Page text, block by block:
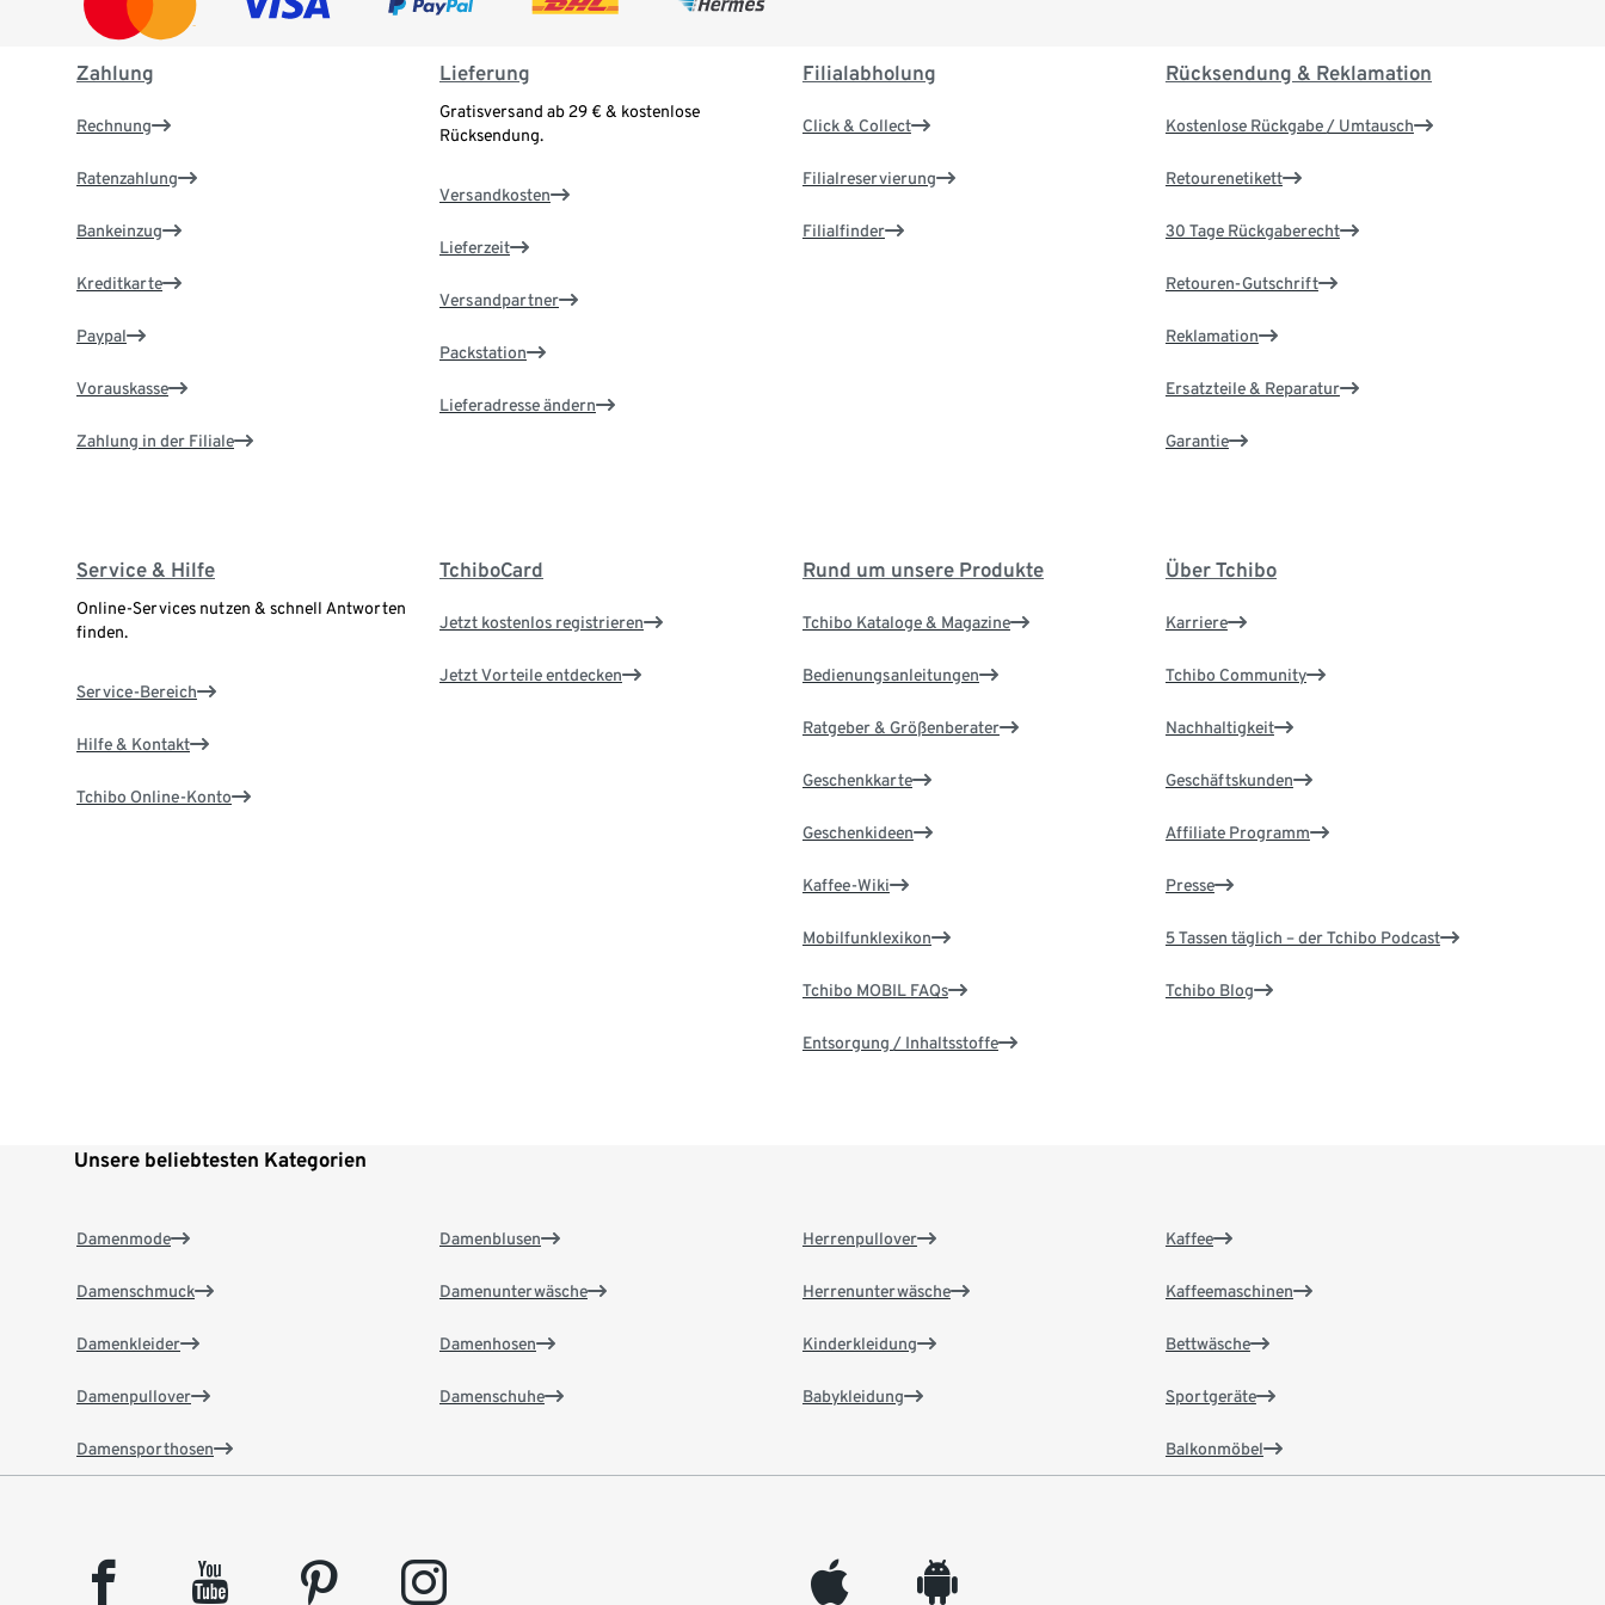
Zahlung
Rechnung
Ratenzahlung
Bankeinzug
Kreditkarte
Paypal
Vorauskasse
Zahlung in der Filiale
Lieferung
Gratisversand ab 29 € & kostenlose
Rücksendung.
Versandkosten
Lieferzeit
Versandpartner
Packstation
Lieferadresse ändern
Filialabholung
Click & Collect
Filialreservierung
Filialfinder
Rücksendung & Reklamation
Kostenlose Rückgabe / Umtausch
Retourenetikett
30 Tage Rückgaberecht
Retouren-Gutschrift
Reklamation
Ersatzteile & Reparatur
Garantie
Service & Hilfe
Online-Services nutzen & schnell Antworten
finden.
Service-Bereich
Hilfe & Kontakt
Tchibo Online-Konto
TchiboCard
Jetzt kostenlos registrieren
Jetzt Vorteile entdecken
Rund um unsere Produkte
Tchibo Kataloge & Magazine
Bedienungsanleitungen
Ratgeber & Größenberater
Geschenkkarte
Geschenkideen
Kaffee-Wiki
Mobilfunklexikon
Tchibo MOBIL FAQs
Entsorgung / Inhaltsstoffe
Über Tchibo
Karriere
Tchibo Community
Nachhaltigkeit
Geschäftskunden
Affiliate Programm
Presse
5 Tassen täglich – der Tchibo Podcast
Tchibo Blog
Unsere beliebtesten Kategorien
Damenmode
Damenschmuck
Damenkleider
Damenpullover
Damensporthosen
Damenblusen
Damenunterwäsche
Damenhosen
Damenschuhe
Herrenpullover
Herrenunterwäsche
Kinderkleidung
Babykleidung
Kaffee
Kaffeemaschinen
Bettwäsche
Sportgeräte
Balkonmöbel
facebook youtube pinterest instagram appleinc android